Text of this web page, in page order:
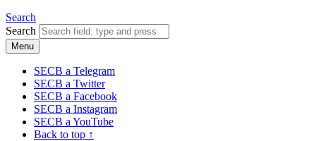
Search
Search
Menu
SECB a Telegram
SECB a Twitter
SECB a Facebook
SECB a Instagram
SECB a YouTube
Back to top ↑